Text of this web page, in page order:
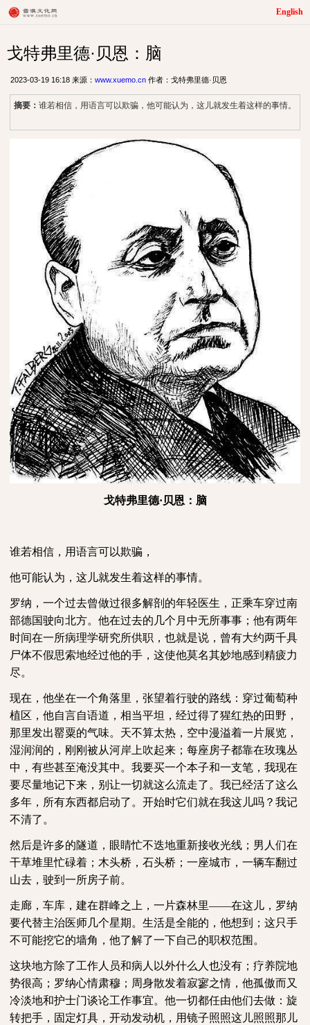
English
戈特弗里德·贝恩：脑
2023-03-19 16:18 来源： www.xuemo.cn 作者：戈特弗里德·贝恩
摘要： 谁若相信，用语言可以欺骗，他可能认为，这儿就发生着这样的事情。
戈特弗里德·贝恩：脑
谁若相信，用语言可以欺骗，
他可能认为，这儿就发生着这样的事情。
罗纳，一个过去曾做过很多解剖的年轻医生，正乘车穿过南
部德国驶向北方。他在过去的几个月中无所事事；他有两年
时间在一所病理学研究所供职，也就是说，曾有大约两千具
尸体不假思索地经过他的手，这使他莫名其妙地感到精疲力
尽。
现在，他坐在一个角落里，张望着行驶的路线：穿过葡萄种
植区，他自言自语道，相当平坦，经过得了猩红热的田野，
那里发出罂粟的气味。天不算太热，空中漫溢着一片展览，
湿润润的，刚刚被从河岸上吹起来；每座房子都靠在玫瑰丛
中，有些甚至淹没其中。我要买一个本子和一支笔，我现在
要尽量地记下来，别让一切就这么流走了。我已经活了这么
多年，所有东西都启动了。开始时它们就在我这儿吗？我记
不清了。
然后是许多的隧道，眼睛忙不迭地重新接收光线；男人们在
干草堆里忙碌着；木头桥，石头桥；一座城市，一辆车翻过
山去，驶到一所房子前。
走廊，车库，建在群峰之上，一片森林里——在这儿，罗纳
要代替主治医师几个星期。生活是全能的，他想到；这只手
不可能挖它的墙角，他了解了一下自己的职权范围。
这块地方除了工作人员和病人以外什么人也没有；疗养院地
势很高；罗纳心情肃穆；周身散发着寂寥之情，他孤傲而又
冷淡地和护士门谈论工作事宜。他一切都任由他们去做：旋
转把手，固定灯具，开动发动机，用镜子照照这儿照照那儿